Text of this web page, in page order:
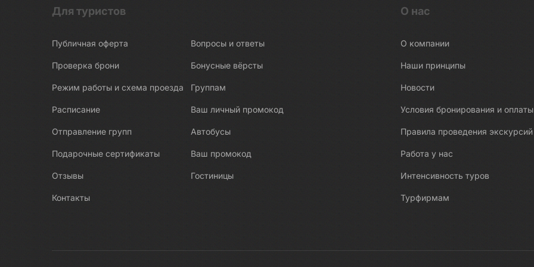
Петербурга
Верхняя Пышма
Весьегонск
Вистино
Владимир
Для туристов
Публичная оферта
Проверка брони
Режим работы и схема проезда
Расписание
Отправление групп
Подарочные сертификаты
Отзывы
Контакты
Вопросы и ответы
Бонусные вёрсты
Группам
Ваш личный промокод
Автобусы
Ваш промокод
Гостиницы
О нас
О компании
Наши принципы
Новости
Условия бронирования и оплаты
Правила проведения экскурсий
Работа у нас
Интенсивность туров
Турфирмам